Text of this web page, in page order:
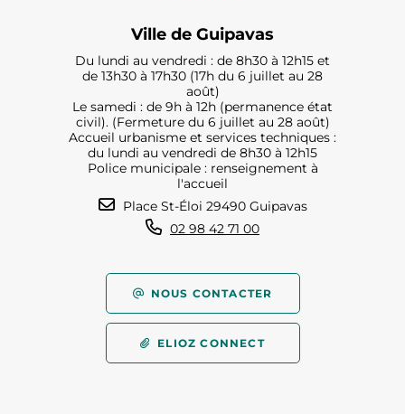
Ville de Guipavas
Du lundi au vendredi : de 8h30 à 12h15 et
de 13h30 à 17h30 (17h du 6 juillet au 28
août)
Le samedi : de 9h à 12h (permanence état
civil). (Fermeture du 6 juillet au 28 août)
Accueil urbanisme et services techniques :
du lundi au vendredi de 8h30 à 12h15
Police municipale : renseignement à
l'accueil
Place St-Éloi 29490 Guipavas
02 98 42 71 00
NOUS CONTACTER
ELIOZ CONNECT